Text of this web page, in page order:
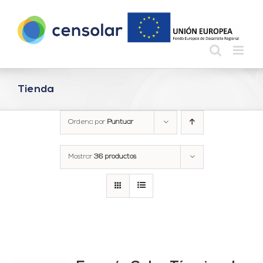
contenido
Tienda
Ordena por Puntuar
Mostrar 36 productos